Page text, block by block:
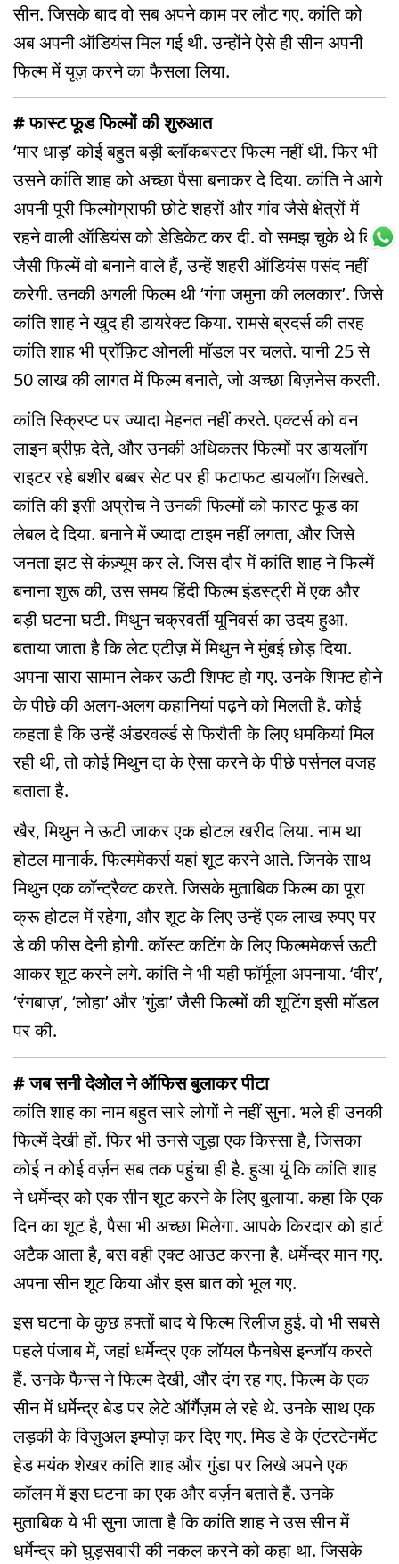
सीन. जिसके बाद वो सब अपने काम पर लौट गए. कांति को
अब अपनी ऑडियंस मिल गई थी. उन्होंने ऐसे ही सीन अपनी
फिल्म में यूज़ करने का फैसला लिया.
# फास्ट फूड फिल्मों की शुरुआत
‘मार धाड़’ कोई बहुत बड़ी ब्लॉकबस्टर फिल्म नहीं थी. फिर भी
उसने कांति शाह को अच्छा पैसा बनाकर दे दिया. कांति ने आगे
अपनी पूरी फिल्मोग्राफी छोटे शहरों और गांव जैसे क्षेत्रों में
रहने वाली ऑडियंस को डेडिकेट कर दी. वो समझ चुके थे कि
जैसी फिल्में वो बनाने वाले हैं, उन्हें शहरी ऑडियंस पसंद नहीं
करेगी. उनकी अगली फिल्म थी ‘गंगा जमुना की ललकार’. जिसे
कांति शाह ने खुद ही डायरेक्ट किया. रामसे ब्रदर्स की तरह
कांति शाह भी प्रॉफ़िट ओनली मॉडल पर चलते. यानी 25 से
50 लाख की लागत में फिल्म बनाते, जो अच्छा बिज़नेस करती.
कांति स्क्रिप्ट पर ज्यादा मेहनत नहीं करते. एक्टर्स को वन
लाइन ब्रीफ़ देते, और उनकी अधिकतर फिल्मों पर डायलॉग
राइटर रहे बशीर बब्बर सेट पर ही फटाफट डायलॉग लिखते.
कांति की इसी अप्रोच ने उनकी फिल्मों को फास्ट फूड का
लेबल दे दिया. बनाने में ज्यादा टाइम नहीं लगता, और जिसे
जनता झट से कंज़्यूम कर ले. जिस दौर में कांति शाह ने फिल्में
बनाना शुरू की, उस समय हिंदी फिल्म इंडस्ट्री में एक और
बड़ी घटना घटी. मिथुन चक्रवर्ती यूनिवर्स का उदय हुआ.
बताया जाता है कि लेट एटीज़ में मिथुन ने मुंबई छोड़ दिया.
अपना सारा सामान लेकर ऊटी शिफ्ट हो गए. उनके शिफ्ट होने
के पीछे की अलग-अलग कहानियां पढ़ने को मिलती है. कोई
कहता है कि उन्हें अंडरवर्ल्ड से फिरौती के लिए धमकियां मिल
रही थी, तो कोई मिथुन दा के ऐसा करने के पीछे पर्सनल वजह
बताता है.
खैर, मिथुन ने ऊटी जाकर एक होटल खरीद लिया. नाम था
होटल मानार्क. फिल्ममेकर्स यहां शूट करने आते. जिनके साथ
मिथुन एक कॉन्ट्रैक्ट करते. जिसके मुताबिक फिल्म का पूरा
क्रू होटल में रहेगा, और शूट के लिए उन्हें एक लाख रुपए पर
डे की फीस देनी होगी. कॉस्ट कटिंग के लिए फिल्ममेकर्स ऊटी
आकर शूट करने लगे. कांति ने भी यही फॉर्मूला अपनाया. ‘वीर’,
‘रंगबाज़’, ‘लोहा’ और ‘गुंडा’ जैसी फिल्मों की शूटिंग इसी मॉडल
पर की.
# जब सनी देओल ने ऑफिस बुलाकर पीटा
कांति शाह का नाम बहुत सारे लोगों ने नहीं सुना. भले ही उनकी
फिल्में देखी हों. फिर भी उनसे जुड़ा एक किस्सा है, जिसका
कोई न कोई वर्ज़न सब तक पहुंचा ही है. हुआ यूं कि कांति शाह
ने धर्मेन्द्र को एक सीन शूट करने के लिए बुलाया. कहा कि एक
दिन का शूट है, पैसा भी अच्छा मिलेगा. आपके किरदार को हार्ट
अटैक आता है, बस वही एक्ट आउट करना है. धर्मेन्द्र मान गए.
अपना सीन शूट किया और इस बात को भूल गए.
इस घटना के कुछ हफ्तों बाद ये फिल्म रिलीज़ हुई. वो भी सबसे
पहले पंजाब में, जहां धर्मेन्द्र एक लॉयल फैनबेस इन्जॉय करते
हैं. उनके फैन्स ने फिल्म देखी, और दंग रह गए. फिल्म के एक
सीन में धर्मेन्द्र बेड पर लेटे ऑर्गैज़म ले रहे थे. उनके साथ एक
लड़की के विज़ुअल इम्पोज़ कर दिए गए. मिड डे के एंटरटेनमेंट
हेड मयंक शेखर कांति शाह और गुंडा पर लिखे अपने एक
कॉलम में इस घटना का एक और वर्ज़न बताते हैं. उनके
मुताबिक ये भी सुना जाता है कि कांति शाह ने उस सीन में
धर्मेन्द्र को घुड़सवारी की नकल करने को कहा था. जिसके